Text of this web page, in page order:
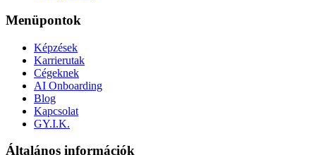
Menüpontok
Képzések
Karrierutak
Cégeknek
AI Onboarding
Blog
Kapcsolat
GY.I.K.
Általános információk